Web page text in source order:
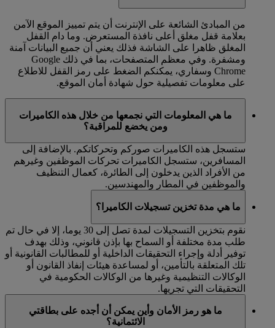
من المبادئ الشائعة على الإنترنت أن يتم تمييز الموقع الآمن
بعلامة قفل مغلق أعلى نافذة المستعرض. وما دام القفل
المغلق ظاهرا على الشاشة فذلك يعني أن جميع البيانات آمنة
ومشفرة. وفي معظم المتصفحات، بما في ذلك Google
Chrome وسفاري، يمكنكم الضغط على رمز القفل للاطلاع
على معلومات تفصيلية حول شهادة أمان الموقع.
ما هي المعلومات التي نجمعها من خلال هذه الكاميرات
ومن يخضع للمراقبة؟
ستسجل هذه الكاميرات صوركم وتحركاتكم. بالإضافة إلى
المسافرين، ستسجل الكاميرات تحركات الموظفين وغيرهم
من الأفراد الذين يدخلون إلى الطائرة، كعمال التنظيف
والموظفين في المطار والمهندسين.
ما هي مدة تخزين تسجيلات الكاميرا؟
نقوم بتخزين التسجيلات لمدة تصل إلى 30 يوما، إلا في حال تم
طلب مدة مختلفة أو السماح بها بإذن قانوني، وذلك بهدف
توفير أدلة وإجراء التحقيقات الداخلية أو للمطالبات القانونية أو
تلك المتعلقة بالتأمين، أو لمساعدة هيئات إنفاذ القانون أو
الوكالات التنظيمية وغيرها من الوكالات الحكومية في
التحقيقات التي تجريها.
ما هو رمز الأمان وأين يمكن أن أجده على بطاقتي
الائتمانية؟